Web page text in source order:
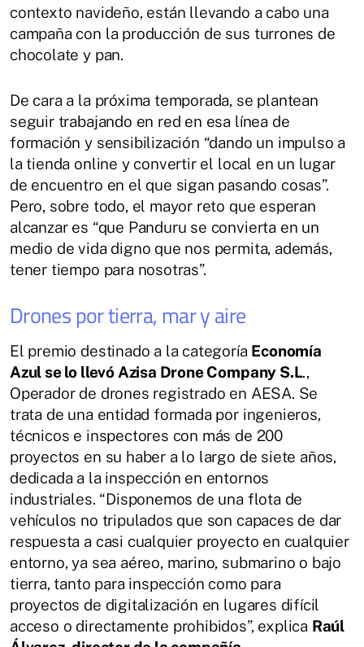
contexto navideño, están llevando a cabo una
campaña con la producción de sus turrones de
chocolate y pan.
De cara a la próxima temporada, se plantean
seguir trabajando en red en esa línea de
formación y sensibilización “dando un impulso a
la tienda online y convertir el local en un lugar
de encuentro en el que sigan pasando cosas”.
Pero, sobre todo, el mayor reto que esperan
alcanzar es “que Panduru se convierta en un
medio de vida digno que nos permita, además,
tener tiempo para nosotras”.
Drones por tierra, mar y aire
El premio destinado a la categoría Economía
Azul se lo llevó Azisa Drone Company S.L.,
Operador de drones registrado en AESA. Se
trata de una entidad formada por ingenieros,
técnicos e inspectores con más de 200
proyectos en su haber a lo largo de siete años,
dedicada a la inspección en entornos
industriales. “Disponemos de una flota de
vehículos no tripulados que son capaces de dar
respuesta a casi cualquier proyecto en cualquier
entorno, ya sea aéreo, marino, submarino o bajo
tierra, tanto para inspección como para
proyectos de digitalización en lugares difícil
acceso o directamente prohibidos”, explica Raúl